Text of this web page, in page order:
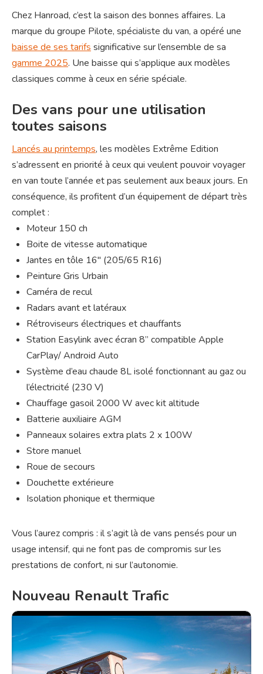
Chez Hanroad, c’est la saison des bonnes affaires. La
marque du groupe Pilote, spécialiste du van, a opéré une
baisse de ses tarifs significative sur l’ensemble de sa
gamme 2025. Une baisse qui s’applique aux modèles
classiques comme à ceux en série spéciale.
Des vans pour une utilisation
toutes saisons
Lancés au printemps, les modèles Extrême Edition
s’adressent en priorité à ceux qui veulent pouvoir voyager
en van toute l’année et pas seulement aux beaux jours. En
conséquence, ils profitent d’un équipement de départ très
complet :
Moteur 150 ch
Boite de vitesse automatique
Jantes en tôle 16″ (205/65 R16)
Peinture Gris Urbain
Caméra de recul
Radars avant et latéraux
Rétroviseurs électriques et chauffants
Station Easylink avec écran 8’’ compatible Apple
CarPlay/ Android Auto
Système d’eau chaude 8L isolé fonctionnant au gaz ou
l’électricité (230 V)
Chauffage gasoil 2000 W avec kit altitude
Batterie auxiliaire AGM
Panneaux solaires extra plats 2 x 100W
Store manuel
Roue de secours
Douchette extérieure
Isolation phonique et thermique
Vous l’aurez compris : il s’agit là de vans pensés pour un
usage intensif, qui ne font pas de compromis sur les
prestations de confort, ni sur l’autonomie.
Nouveau Renault Trafic